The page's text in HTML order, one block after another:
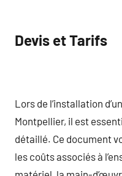
Devis et Tarifs
Lors de l’installation
Montpellier, il est
détaillé. Ce document
les coûts associés à